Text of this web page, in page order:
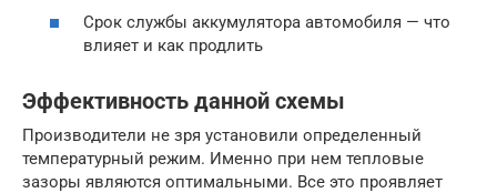
Срок службы аккумулятора автомобиля — что
влияет и как продлить
Эффективность данной схемы
Производители не зря установили определенный
температурный режим. Именно при нем тепловые
зазоры являются оптимальными. Все это проявляет